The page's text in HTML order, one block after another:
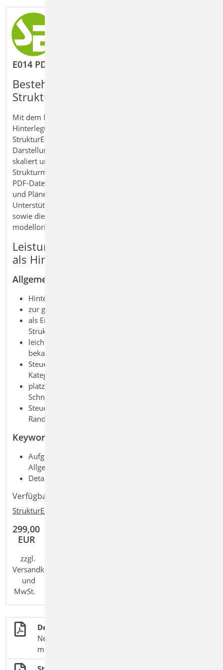
E014 PDF-Dateien als Hinterlegungsobjekte
Bestehende Pläne direkt in das
Strukturmodell integrieren
Mit dem Modul E014 PDF‑Dateien als
Hinterlegungsobjekte nutzen Sie PDF‑Pläne direkt im
StrukturEditor als Grundlage für die Modellierung und
Darstellung. Hinterlegte Pläne können maßstäblich
skaliert und als Orientierung für die Erstellung des
Strukturmodells verwendet werden. Zudem lassen sich
PDF‑Dateien zur grafischen Ausgestaltung von Sichten
und Plänen einsetzen. So erhalten Sie eine praxisgerechte
Unterstützung für die schnelle und präzise Modellierung
sowie die anschauliche Dokumentation in der
modellorientierten Tragwerksplanung.
Leistungsmerkmale E014 PDF-Dateien
als Hinterlegungsobjekte
Allgemein
Hinterlegung von PDF-Dateien
zur grafischen Ausgestaltung der Plansichten
als Eingabehilfe bei der manuellen Erstellung des
Strukturmodells
leichte maßstäbliche Skalierung durch Abgreifen
bekannter Längen
Steuerung der Sichtbarkeit durch eigene Objekt-
Kategorien
platzierbar in allen Sichten (Draufsichten und
Schnitte)
Steuerung des Darstellungsumfangs über
Randzuschnitt
Keywords
Aufgaben: Tragwerksplanung; Dokumentation;
Allgemein; BIM
Detailaufgaben: Strukturmodell
Verfügbar in den Paketen:
StrukturEditor comfort
299,00
EUR
zzgl.
Versandkosten
und
MwSt.
Der StrukturEditor
Neues Werkzeug für die Tragwerksplanung in der
mb WorkSuite